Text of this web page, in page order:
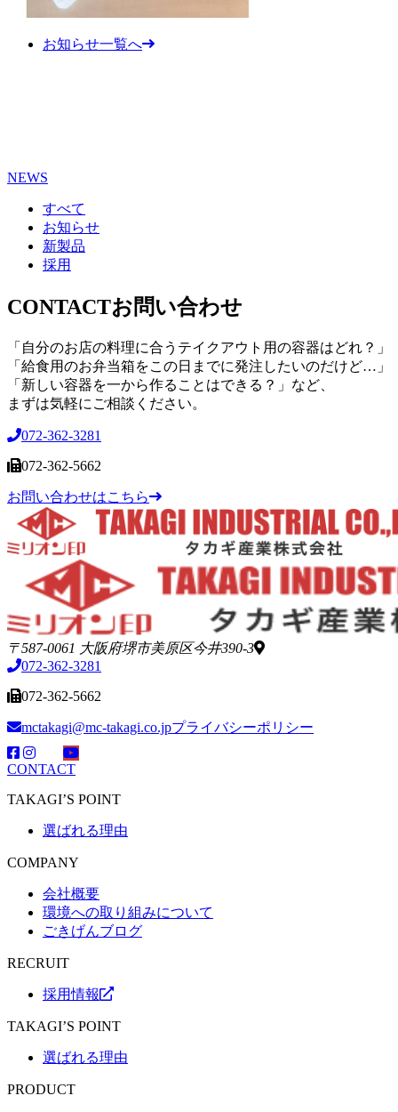
お知らせ一覧へ
NEWS
すべて
お知らせ
新製品
採用
CONTACTお問い合わせ
「自分のお店の料理に合うテイクアウト用の容器はどれ？」
「給食用のお弁当箱をこの日までに発注したいのだけど…」
「新しい容器を一から作ることはできる？」など、
まずは気軽にご相談ください。
072-362-3281
072-362-5662
お問い合わせはこちら
〒587-0061 大阪府堺市美原区今井390-3
072-362-3281
072-362-5662
mctakagi@mc-takagi.co.jpプライバシーポリシー
CONTACT
TAKAGI’S POINT
選ばれる理由
COMPANY
会社概要
環境への取り組みについて
ごきげんブログ
RECRUIT
採用情報
TAKAGI’S POINT
選ばれる理由
PRODUCT